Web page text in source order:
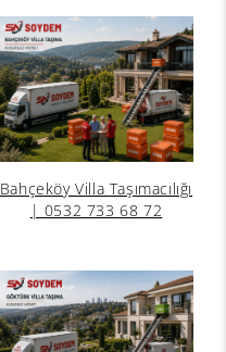
Bahçeköy Villa Taşımacılığı
| 0532 733 68 72